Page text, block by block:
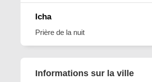
Icha
Prière de la nuit
Informations sur la ville